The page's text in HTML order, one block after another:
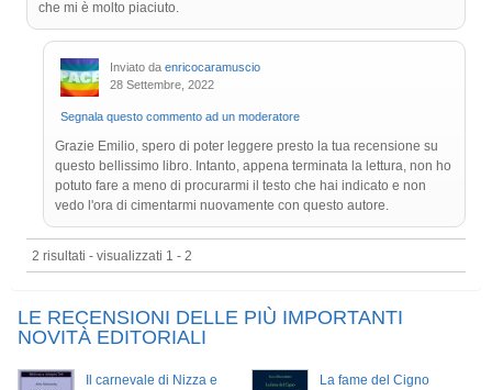
che mi è molto piaciuto.
Inviato da enricocaramuscio
28 Settembre, 2022
Segnala questo commento ad un moderatore
Grazie Emilio, spero di poter leggere presto la tua recensione su
questo bellissimo libro. Intanto, appena terminata la lettura, non ho
potuto fare a meno di procurarmi il testo che hai indicato e non
vedo l'ora di cimentarmi nuovamente con questo autore.
2 risultati - visualizzati 1 - 2
LE RECENSIONI DELLE PIÙ IMPORTANTI
NOVITÀ EDITORIALI
Il carnevale di Nizza e
La fame del Cigno